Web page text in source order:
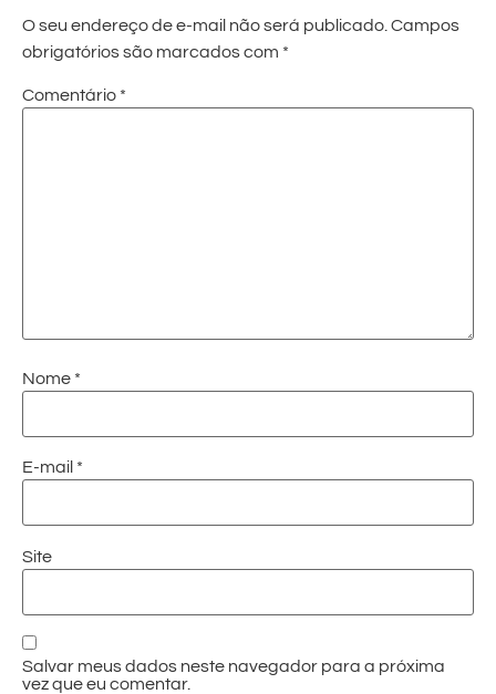
O seu endereço de e-mail não será publicado. Campos
obrigatórios são marcados com *
Comentário *
Nome *
E-mail *
Site
Salvar meus dados neste navegador para a próxima
vez que eu comentar.